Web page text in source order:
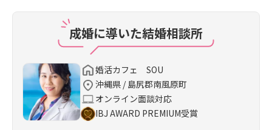
成婚に導いた結婚相談所
婚活カフェ SOU
沖縄県 / 島尻郡南風原町
オンライン面談対応
IBJ AWARD PREMIUM受賞